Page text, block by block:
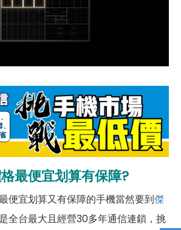
最便宜划算有保障?
便宜划算又有保障的手機當然要到傑
全台最大且經營30多年通信連鎖，挑